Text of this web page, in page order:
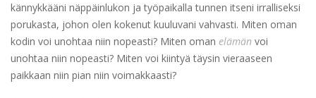
kännykkääni näppäinlukon ja työpaikalla tunnen itseni irralliseksi
porukasta, johon olen kokenut kuuluvani vahvasti. Miten oman
kodin voi unohtaa niin nopeasti? Miten oman elämän voi
unohtaa niin nopeasti? Miten voi kiintyä täysin vieraaseen
paikkaan niin pian niin voimakkaasti?